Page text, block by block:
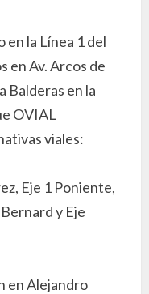
la Línea 1 del
en Av. Arcos de
Balderas en la
OVIAL
viales:
Eje 1 Poniente,
y Eje
en Alejandro